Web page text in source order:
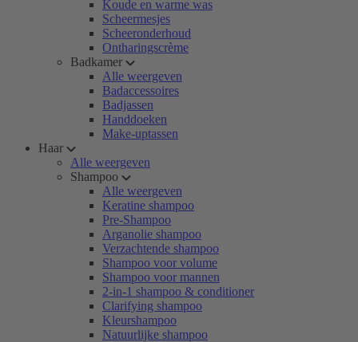
Koude en warme was
Scheermesjes
Scheeronderhoud
Ontharingscrème
Badkamer
Alle weergeven
Badaccessoires
Badjassen
Handdoeken
Make-uptassen
Haar
Alle weergeven
Shampoo
Alle weergeven
Keratine shampoo
Pre-Shampoo
Arganolie shampoo
Verzachtende shampoo
Shampoo voor volume
Shampoo voor mannen
2-in-1 shampoo & conditioner
Clarifying shampoo
Kleurshampoo
Natuurlijke shampoo